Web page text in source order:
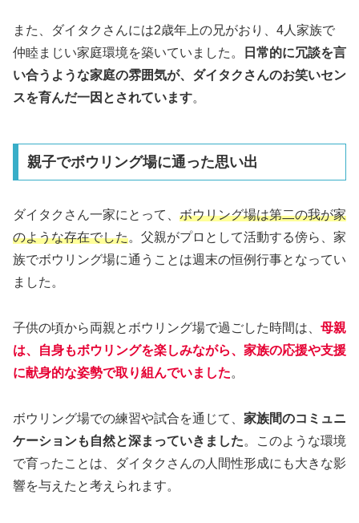
また、ダイタクさんには2歳年上の兄がおり、4人家族で
仲睦まじい家庭環境を築いていました。
日常的に冗談を言
い合うような家庭の雰囲気が、ダイタクさんのお笑いセン
スを育んだ一因とされています。
親子でボウリング場に通った思い出
ダイタクさん一家にとって、 ボウリング場は第二の我が家
のような存在でした。父親がプロとして活動する傍ら、家
族でボウリング場に通うことは週末の恒例行事となってい
ました。
子供の頃から両親とボウリング場で過ごした時間は、 母親
は、自身もボウリングを楽しみながら、家族の応援や支援
に献身的な姿勢で取り組んでいました。
ボウリング場での練習や試合を通じて、 家族間のコミュニ
ケーションも自然と深まっていきました。このような環境
で育ったことは、ダイタクさんの人間性形成にも大きな影
響を与えたと考えられます。